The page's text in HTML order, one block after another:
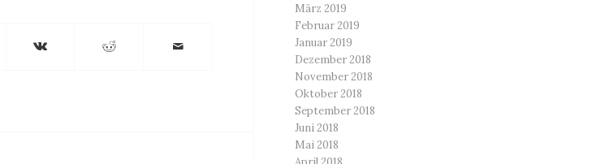
März 2019
Februar 2019
Januar 2019
Dezember 2018
November 2018
Oktober 2018
September 2018
Juni 2018
Mai 2018